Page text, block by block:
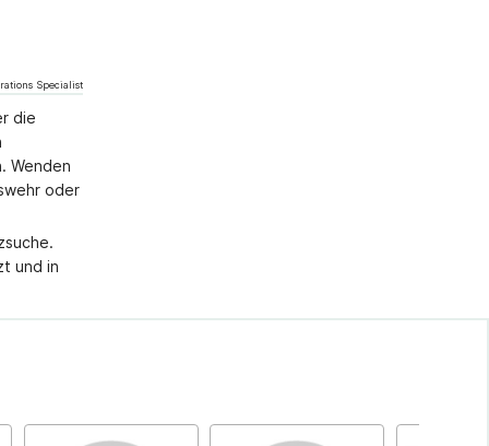
Specialist
die
Wenden
oder
und in